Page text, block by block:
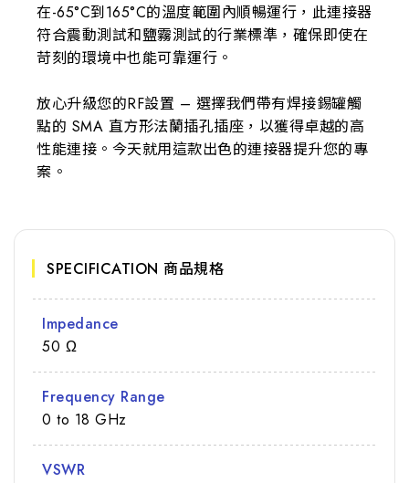
在-65°C到165°C的溫度範圍內順暢運行，此連接器
符合震動測試和鹽霧測試的行業標準，確保即使在
苛刻的環境中也能可靠運行。
放心升級您的RF設置 – 選擇我們帶有焊接錫罐觸
點的 SMA 直方形法蘭插孔插座，以獲得卓越的高
性能連接。今天就用這款出色的連接器提升您的專
案。
SPECIFICATION 商品規格
Impedance
50 Ω
Frequency Range
0 to 18 GHz
VSWR